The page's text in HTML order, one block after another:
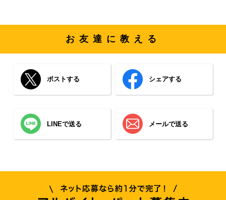
お友達に教える
ポストする シェアする
LINEで送る メールで送る